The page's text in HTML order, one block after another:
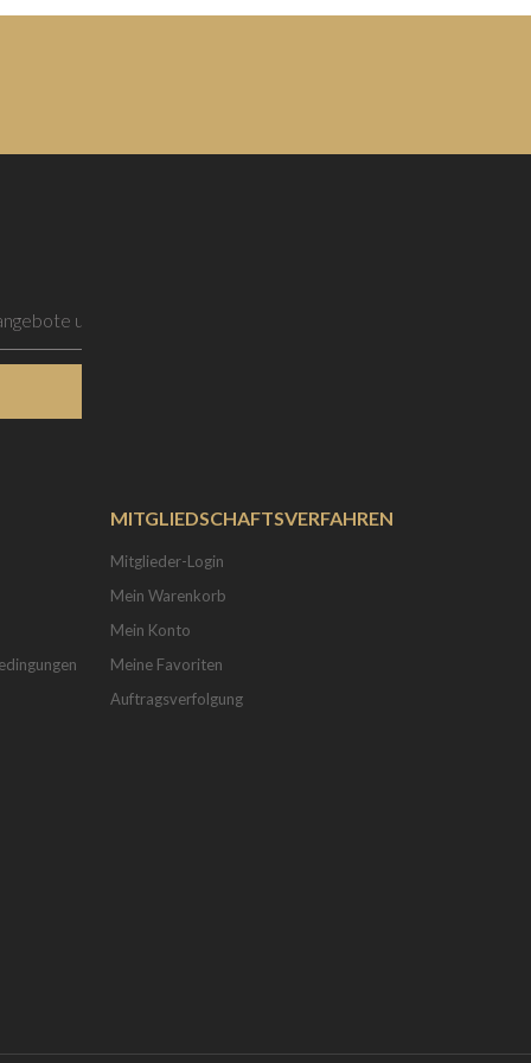
MITGLIEDSCHAFTSVERFAHREN
Mitglieder-Login
Mein Warenkorb
Mein Konto
Meine Favoriten
Auftragsverfolgung